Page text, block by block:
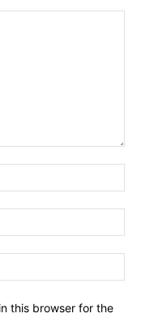
this browser for the